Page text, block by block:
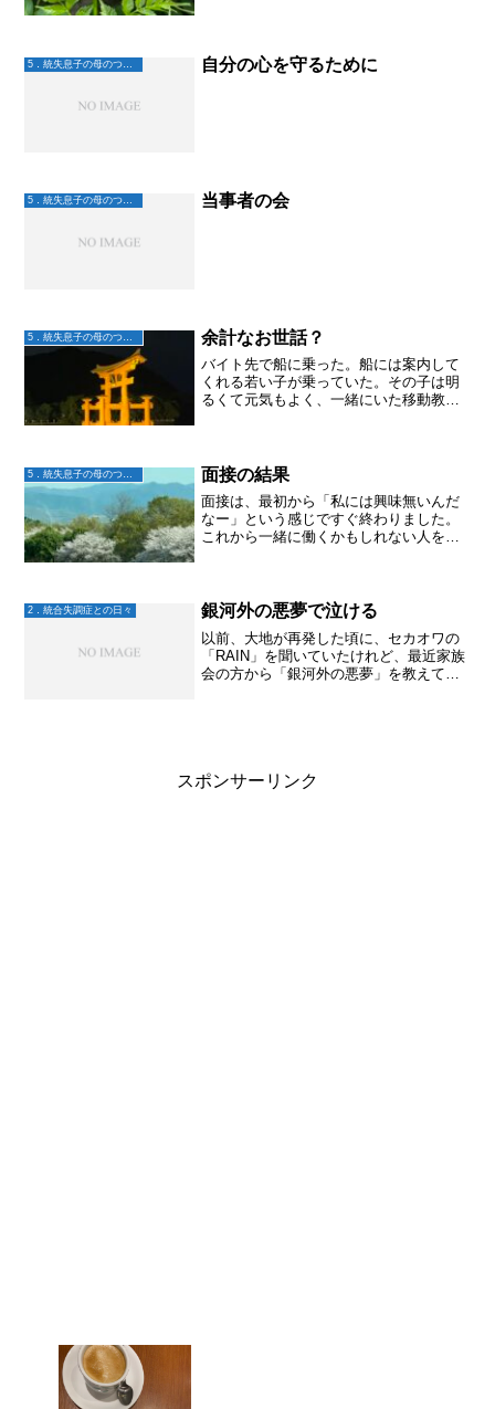
るものではないから「ホ...
自分の心を守るために
5．統失息子の母のつぶやき 当事者の会
5．統失息子の母のつぶやき 余計なお世話？
バイト先で船に乗った。船には案内して
くれる若い子が乗っていた。その子は明
るくて元気もよく、一緒にいた移動教室
落したところでその子が私...
面接の結果
面接は、最初から「私には興味無いんだ
なー」という感じですぐ終わりました。
これから一緒に働くかもしれない人を探
質問や雑談を交えながらの会...
2．統合失調症との日々 銀河外の悪夢で泣ける
以前、大地が再発した頃に、セカオワの
「RAIN」を聞いていたけれど、最近家族
会の方から「銀河外の悪夢」を教えて頂
スポンサーリンク